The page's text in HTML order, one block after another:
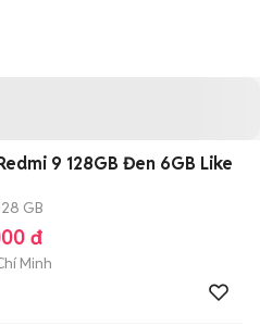
9 128GB Đen 6GB Like
GB
đ
Minh